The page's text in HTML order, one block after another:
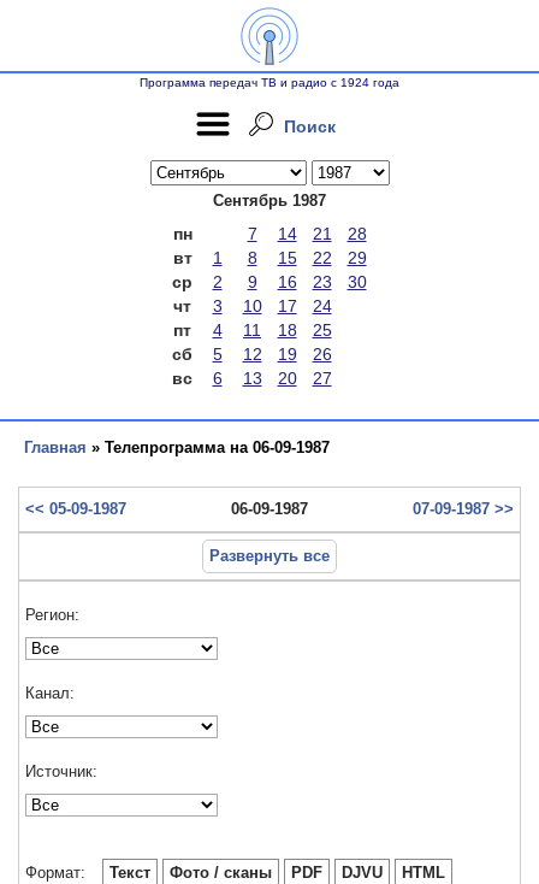
Программа передач ТВ и радио с 1924 года
Поиск
Сентябрь 1987
пн 7 14 21
28
вт
1 8 15 22
29
ср
2 9 16 23
30
чт
3 10 17
24
пт
4 11 18
25
сб
5 12 19
26
вс
6 13 20 27
Главная » Телепрограмма на 06-09-1987
<< 05-09-1987 06-09-1987 07-09-1987 >>
Развернуть все
Регион:
Канал:
Источник:
Формат: Текст Фото / сканы PDF DJVU HTML